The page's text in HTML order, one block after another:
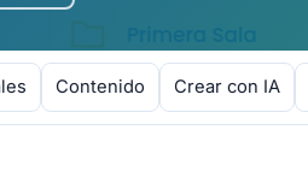
Contenido Crear con IA